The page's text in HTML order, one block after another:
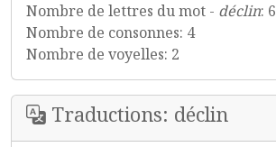
Nombre de lettres du mot - déclin: 6
Nombre de consonnes: 4
Nombre de voyelles: 2
Traductions: déclin